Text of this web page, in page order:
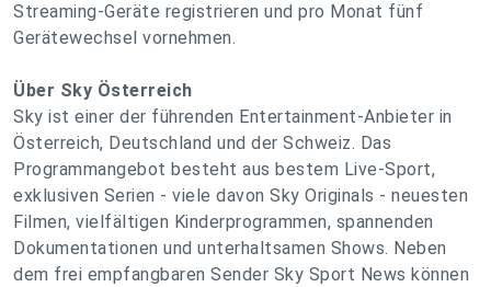
Streaming-Geräte registrieren und pro Monat fünf
Gerätewechsel vornehmen.
Über Sky Österreich
Sky ist einer der führenden Entertainment-Anbieter in
Österreich, Deutschland und der Schweiz. Das
Programmangebot besteht aus bestem Live-Sport,
exklusiven Serien - viele davon Sky Originals - neuesten
Filmen, vielfältigen Kinderprogrammen, spannenden
Dokumentationen und unterhaltsamen Shows. Neben
dem frei empfangbaren Sender Sky Sport News können